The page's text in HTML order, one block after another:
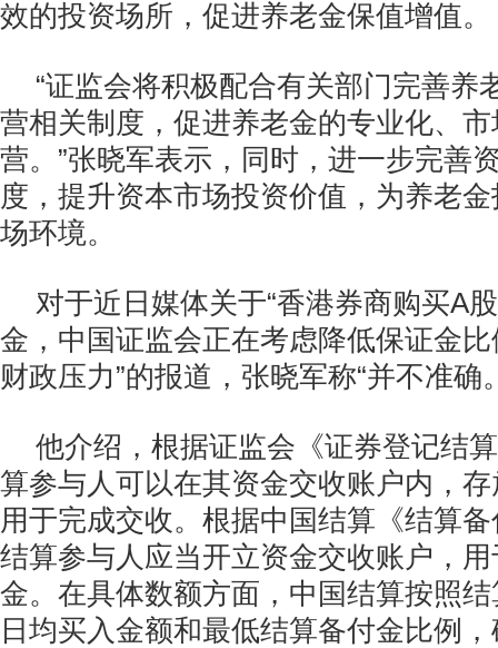
效的投资场所，促进养老金保值增值。
“证监会将积极配合有关部门完善养
营相关制度，促进养老金的专业化、
营。”张晓军表示，同时，进一步完善
度，提升资本市场投资价值，为养老
场环境。
对于近日媒体关于“香港券商购买A
金，中国证监会正在考虑降低保证金
财政压力”的报道，张晓军称“并不准确
他介绍，根据证监会《证券登记结
算参与人可以在其资金交收账户内，
用于完成交收。根据中国结算《结算
结算参与人应当开立资金交收账户，
金。在具体数额方面，中国结算按照
日均买入金额和最低结算备付金比例